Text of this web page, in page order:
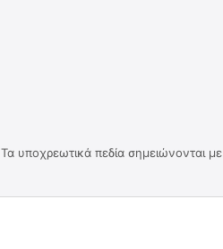
Τα υποχρεωτικά πεδία σημειώνονται με